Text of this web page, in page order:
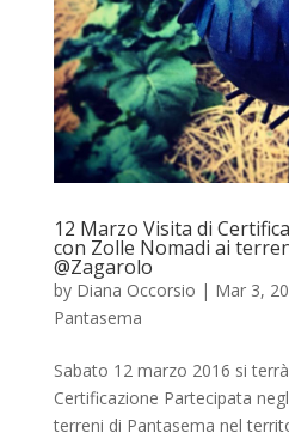
12 Marzo Visita di
con Zolle Nomadi ai
@Zagarolo
by Diana Occorsio | Mar 3,
Pantasema
Sabato 12 marzo 2016 si
Certificazione Partecipata
terreni di Pantasema nel